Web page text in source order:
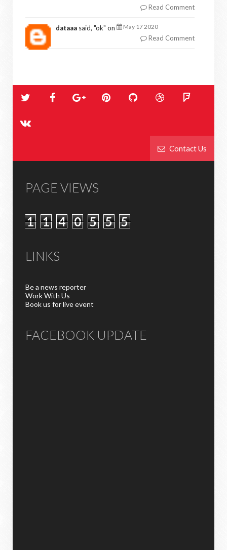
Read Comment
dataaa said, "ok" on May 17 2020
Read Comment
Contact Us
PAGE VIEWS
1 1 4 0 5 5 5
LINKS
Be a news reporter
Work With Us
Book us for live event
FACEBOOK UPDATE